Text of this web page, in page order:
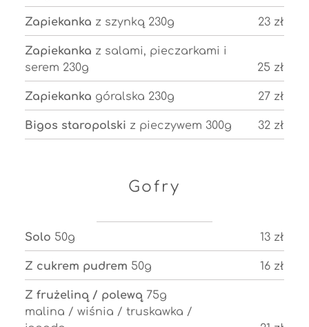
Zapiekanka z szynką 230g 23 zł
Zapiekanka z salami, pieczarkami i
serem 230g
25 zł
Zapiekanka góralska 230g 27 zł
Bigos staropolski z pieczywem 300g 32 zł
Gofry
Solo 50g 13 zł
Z cukrem pudrem 50g 16 zł
Z frużeliną / polewą 75g
malina / wiśnia / truskawka /